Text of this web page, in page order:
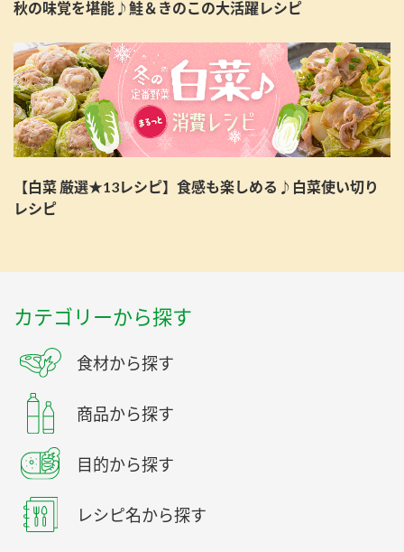
秋の味覚を堪能♪鮭＆きのこの大活躍レシピ
【白菜 厳選★13レシピ】食感も楽しめる♪白菜使い切り
レシピ
カテゴリーから探す
食材から探す
商品から探す
目的から探す
レシピ名から探す